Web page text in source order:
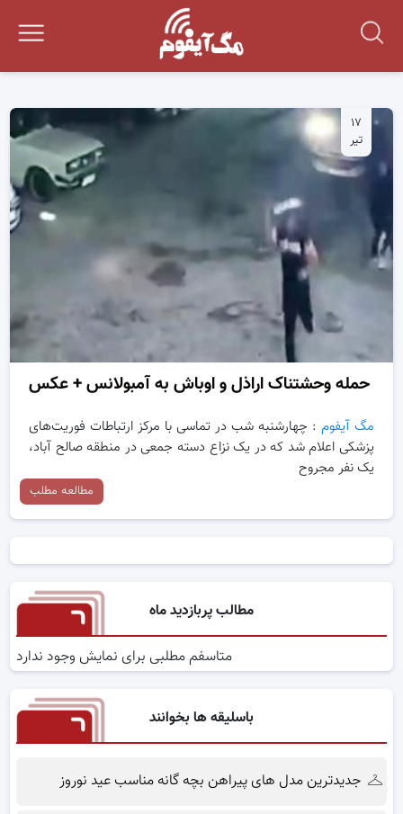
۱۷
تیر
حمله وحشتناک اراذل و اوباش به آمبولانس + عکس
مگ آیفوم : چهارشنبه شب در تماسی با مرکز ارتباطات فوریت‌های
پزشکی اعلام شد که در یک نزاع دسته جمعی در منطقه صالح آباد،
یک نفر مجروح
مطالعه مطلب
مطالب پربازدید ماه
متاسفم مطلبی برای نمایش وجود ندارد
باسلیقه ها بخوانند
جدیدترین مدل های پیراهن بچه گانه مناسب عید نوروز